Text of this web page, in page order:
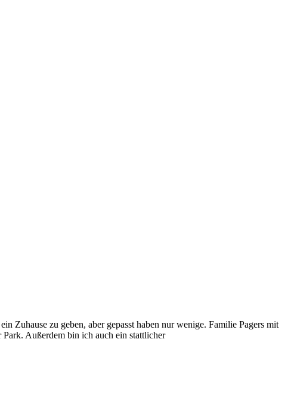
Zuhause zu geben, aber gepasst haben nur wenige. Familie Pagers mit
Außerdem bin ich auch ein stattlicher